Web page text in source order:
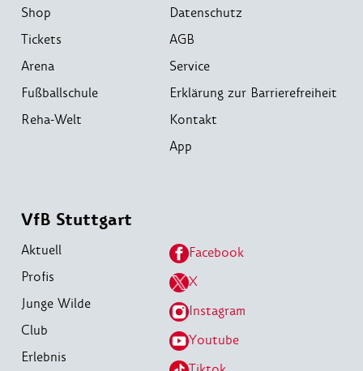
Shop
Tickets
Arena
Fußballschule
Reha-Welt
Datenschutz
AGB
Service
Erklärung zur Barrierefreiheit
Kontakt
App
VfB Stuttgart
Aktuell
Profis
Junge Wilde
Club
Erlebnis
Facebook
X
Instagram
Youtube